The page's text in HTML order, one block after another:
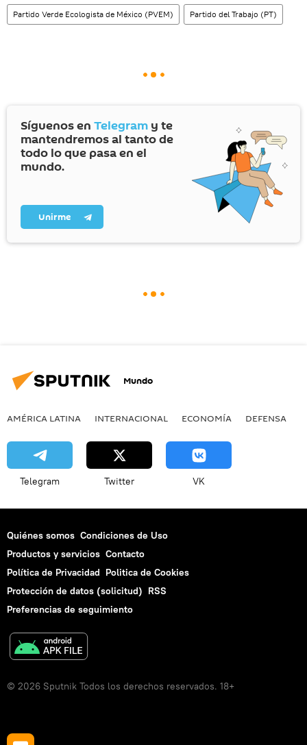
Partido Verde Ecologista de México (PVEM) Partido del Trabajo (PT)
Síguenos en Telegram y te
mantendremos al tanto de
todo lo que pasa en el
mundo.
Unirme
Mundo
AMÉRICA LATINA INTERNACIONAL ECONOMÍA DEFENSA
Telegram Twitter VK
Quiénes somos Condiciones de Uso
Productos y servicios Contacto
Política de Privacidad Politica de Cookies
Protección de datos (solicitud) RSS
Preferencias de seguimiento
© 2026 Sputnik Todos los derechos reservados. 18+